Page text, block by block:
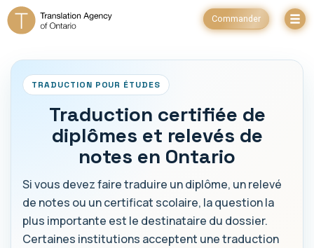
Commander
TRADUCTION POUR ÉTUDES
Traduction certifiée de
diplômes et relevés de
notes en Ontario
Si vous devez faire traduire un diplôme, un relevé
de notes ou un certificat scolaire, la question la
plus importante est le destinataire du dossier.
Certaines institutions acceptent une traduction